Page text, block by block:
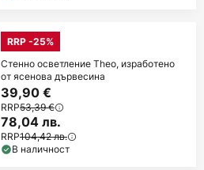
RRP -25%
Стенно осветление Theo, изработено
от ясенова дървесина
39,90 €
RRP53,39 €
78,04 лв.
RRP104,42 лв.
В наличност